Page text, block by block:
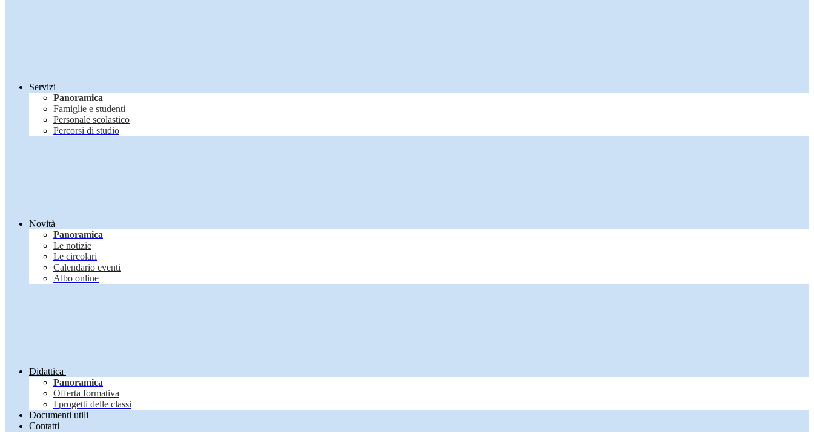
Servizi
Panoramica
Famiglie e studenti
Personale scolastico
Percorsi di studio
Novità
Panoramica
Le notizie
Le circolari
Calendario eventi
Albo online
Didattica
Panoramica
Offerta formativa
I progetti delle classi
Documenti utili
Contatti